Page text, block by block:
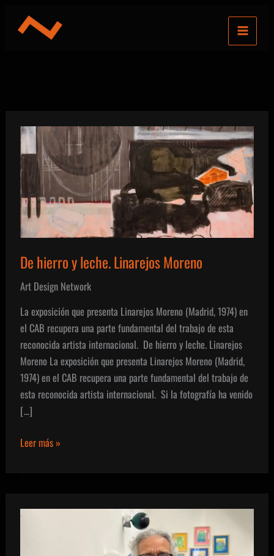
De hierro y leche. Linarejos Moreno
Art Design Network
La exposición que presenta Linarejos Moreno (Madrid, 1974) en
el CAB recupera una parte fundamental del trabajo de esta
reconocida artista internacional. De hierro y leche. Linarejos
Moreno La exposición que presenta Linarejos Moreno (Madrid,
1974) en el CAB recupera una parte fundamental del trabajo de
esta reconocida artista internacional. Si la fotografía ha venido
[…]
De
Linarejos
Leer más »